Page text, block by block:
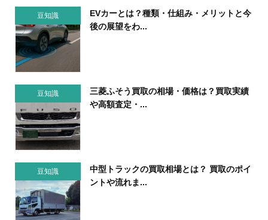
豆知識
EVカーとは？種類・仕組み・メリットと今
後の展望をわ...
豆知識
三菱ふそう買取の相場・価格は？買取実績
や高額査定・...
豆知識
中型トラックの買取相場とは？ 買取のポイ
ントや流れま...